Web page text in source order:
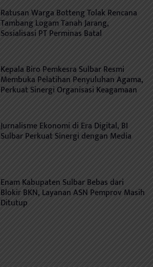
Ratusan Warga Botteng Tolak Rencana
Tambang Logam Tanah Jarang,
Sosialisasi PT Perminas Batal
Kepala Biro Pemkesra Sulbar Resmi
Membuka Pelatihan Penyuluhan Agama,
Perkuat Sinergi Organisasi Keagamaan
Jurnalisme Ekonomi di Era Digital, BI
Sulbar Perkuat Sinergi dengan Media
Enam Kabupaten Sulbar Bebas dari
Blokir BKN, Layanan ASN Pemprov Masih
Ditutup